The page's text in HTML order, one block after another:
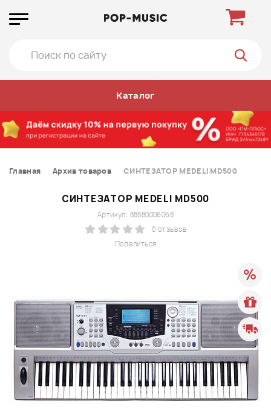
Каталог
Главная Архив товаров СИНТЕЗАТОР MEDELI MD500
СИНТЕЗАТОР MEDELI MD500
Поделиться
Артикул: 88880006068
0 отзывов